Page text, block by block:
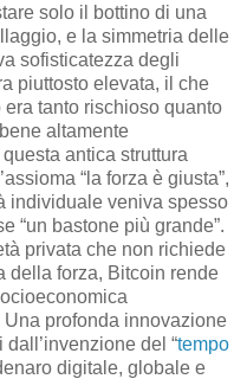
solo il bottino di una
e la simmetria delle
sofisticatezza degli
piuttosto elevata, il che
tanto rischioso quanto
altamente
antica struttura
“la forza è giusta”,
individuale veniva spesso
“un bastone più grande”.
privata che non richiede
della forza, Bitcoin rende
profonda innovazione
del “tempo
digitale, globale e